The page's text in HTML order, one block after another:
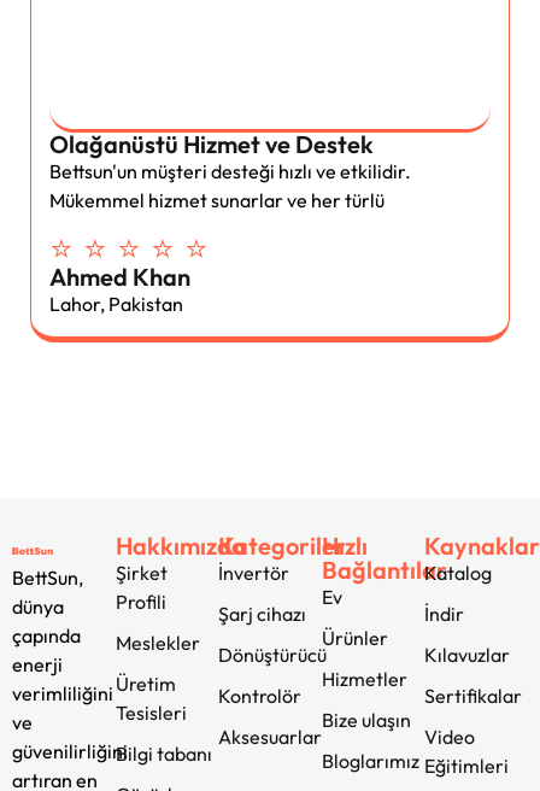
Olağanüstü Hizmet ve Destek
Bettsun'un müşteri desteği hızlı ve etkilidir.
Mükemmel hizmet sunarlar ve her türlü
⭐ ⭐ ⭐ ⭐ ⭐
Ahmed Khan
Lahor, Pakistan
BettSun,
dünya
çapında
enerji
verimliliğini
ve
güvenilirliğini
artıran en
Hakkımızda
Şirket
Profili
Meslekler
Üretim
Tesisleri
Bilgi tabanı
Kategoriler
İnvertör
Şarj cihazı
Dönüştürücü
Kontrolör
Aksesuarlar
Hızlı
Bağlantılar
Ev
Ürünler
Hizmetler
Bize ulaşın
Bloglarımız
Kaynaklar
Katalog
İndir
Kılavuzlar
Sertifikalar
Video
Eğitimleri